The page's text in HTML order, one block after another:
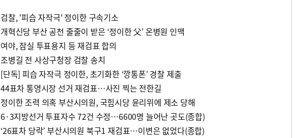
검찰, '피습 자작극' 정이한 구속기소
개혁신당 부산 공천 줄줄이 받은 ‘정이한 父’ 온병원 인맥
여야, 잠실 투표용지 등 재검표 합의
조병길 전 사상구청장 검찰 송치
[단독] 피습 자작극 정이한, 초기화한 ‘깡통폰’ 경찰 제출
44표차 통영시장 선거 재검표…사진 찍는 전한길
정이한 조력 의혹 부산시의원, 국힘시당 윤리위에 제소 당해
6·3지방선거 투표자수 72건 수정…6600명 늘어난 곳도(종합)
‘26표차 당락’ 부산시의원 북구1 재검표…이변은 없었다(종합)